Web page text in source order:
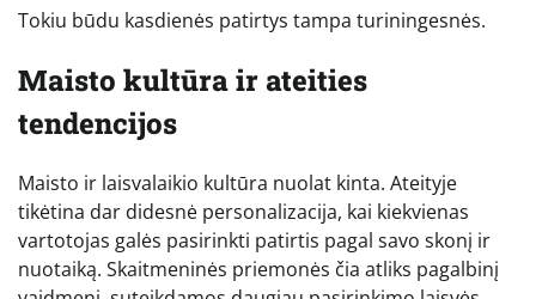
Tokiu būdu kasdienės patirtys tampa turiningesnės.
Maisto kultūra ir ateities
tendencijos
Maisto ir laisvalaikio kultūra nuolat kinta. Ateityje
tikėtina dar didesnė personalizacija, kai kiekvienas
vartotojas galės pasirinkti patirtis pagal savo skonį ir
nuotaiką. Skaitmeninės priemonės čia atliks pagalbinį